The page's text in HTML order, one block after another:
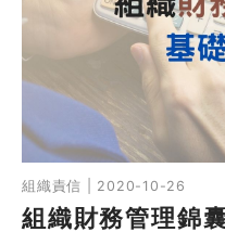
組織責信 | 2020-10-26
組織財務管理錦